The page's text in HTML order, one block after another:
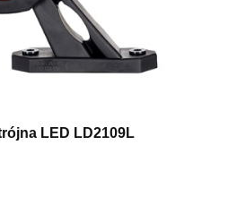
LED LD2109L